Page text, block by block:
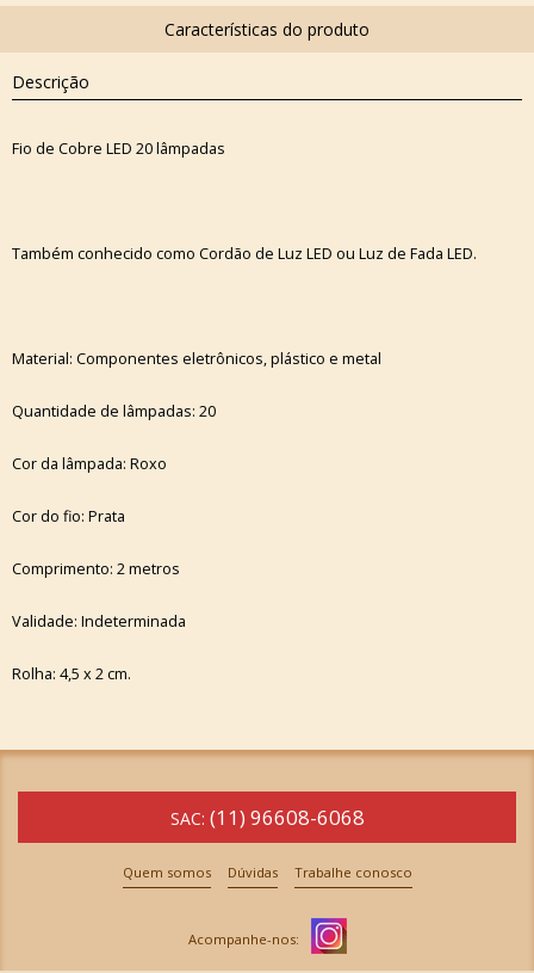
Descrição
Fio de Cobre LED 20 lâmpadas
Também conhecido como Cordão de Luz LED ou Luz de Fada LED.
Material: Componentes eletrônicos, plástico e metal
Quantidade de lâmpadas: 20
Cor da lâmpada: Roxo
Cor do fio: Prata
Comprimento: 2 metros
Validade: Indeterminada
Rolha: 4,5 x 2 cm.
SAC: (11) 96608-6068
Quem somos Dúvidas Trabalhe conosco